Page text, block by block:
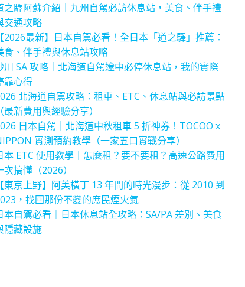
之驛阿蘇介紹｜九州自駕必訪休息站，美食、伴手禮
交通攻略
【2026最新】日本自駕必看！全日本「道之驛」推薦：
食、伴手禮與休息站攻略
川 SA 攻略｜北海道自駕途中必停休息站，我的實際
靠心得
北海道自駕攻略：租車、ETC、休息站與必訪景點
（最新費用與經驗分享）
日本自駕｜北海道中秋租車 5 折神券！TOCOO x
實測預約教學（一家五口實戰分享）
本 ETC 使用教學｜怎麼租？要不要租？高速公路費用
次搞懂（2026）
【東京上野】阿美橫丁 13 年間的時光漫步：從 2010 到
，找回那份不變的庶民煙火氣
本自駕必看｜日本休息站全攻略：SA/PA 差別、美食
隱藏設施